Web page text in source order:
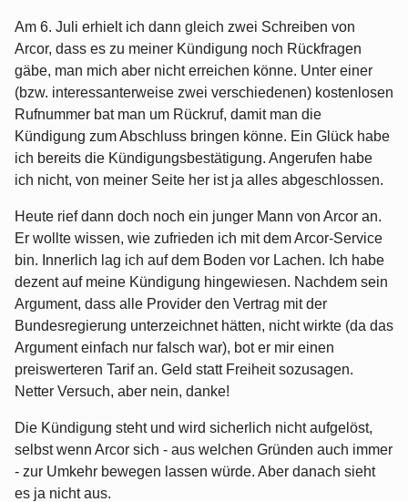
Am 6. Juli erhielt ich dann gleich zwei Schreiben von
Arcor, dass es zu meiner Kündigung noch Rückfragen
gäbe, man mich aber nicht erreichen könne. Unter einer
(bzw. interessanterweise zwei verschiedenen) kostenlosen
Rufnummer bat man um Rückruf, damit man die
Kündigung zum Abschluss bringen könne. Ein Glück habe
ich bereits die Kündigungsbestätigung. Angerufen habe
ich nicht, von meiner Seite her ist ja alles abgeschlossen.
Heute rief dann doch noch ein junger Mann von Arcor an.
Er wollte wissen, wie zufrieden ich mit dem Arcor-Service
bin. Innerlich lag ich auf dem Boden vor Lachen. Ich habe
dezent auf meine Kündigung hingewiesen. Nachdem sein
Argument, dass alle Provider den Vertrag mit der
Bundesregierung unterzeichnet hätten, nicht wirkte (da das
Argument einfach nur falsch war), bot er mir einen
preiswerteren Tarif an. Geld statt Freiheit sozusagen.
Netter Versuch, aber nein, danke!
Die Kündigung steht und wird sicherlich nicht aufgelöst,
selbst wenn Arcor sich - aus welchen Gründen auch immer
- zur Umkehr bewegen lassen würde. Aber danach sieht
es ja nicht aus.